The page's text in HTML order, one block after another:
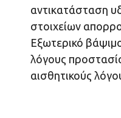
αντικατάσταση
στοιχείων
Εξωτερικό
λόγους
αισθητικούς